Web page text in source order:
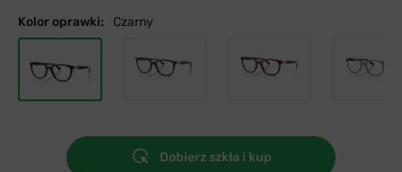
Kolor oprawki: Czarny
Dobierz szkła i kup